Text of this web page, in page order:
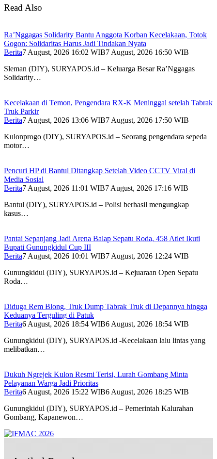
Read Also
Ra’Nggagas Solidarity Bantu Anggota Korban Kecelakaan, Totok
Gogon: Solidaritas Harus Jadi Tindakan Nyata
Berita7 August, 2026 16:02 WIB7 August, 2026 16:50 WIB
Sleman (DIY), SURYAPOS.id – Keluarga Besar Ra’Nggagas
Solidarity…
Kecelakaan di Temon, Pengendara RX-K Meninggal setelah Tabrak
Truk Parkir
Berita7 August, 2026 13:06 WIB7 August, 2026 17:50 WIB
Kulonprogo (DIY), SURYAPOS.id – Seorang pengendara sepeda
motor…
Pencuri HP di Bantul Ditangkap Setelah Video CCTV Viral di
Media Sosial
Berita7 August, 2026 11:01 WIB7 August, 2026 17:16 WIB
Bantul (DIY), SURYAPOS.id – Polisi berhasil mengungkap
kasus…
Pantai Sepanjang Jadi Arena Balap Sepatu Roda, 458 Atlet Ikuti
Bupati Gunungkidul Cup III
Berita7 August, 2026 10:01 WIB7 August, 2026 12:24 WIB
Gunungkidul (DIY), SURYAPOS.id – Kejuaraan Open Sepatu
Roda…
Diduga Rem Blong, Truk Dump Tabrak Truk di Depannya hingga
Keduanya Terguling di Patuk
Berita6 August, 2026 18:54 WIB6 August, 2026 18:54 WIB
Gunungkidul (DIY), SURYAPOS.id -Kecelakaan lalu lintas yang
melibatkan…
Dukuh Ngrejek Kulon Resmi Terisi, Lurah Gombang Minta
Pelayanan Warga Jadi Prioritas
Berita6 August, 2026 15:22 WIB6 August, 2026 18:25 WIB
Gunungkidul (DIY), SURYAPOS.id – Pemerintah Kalurahan
Gombang, Kapanewon…